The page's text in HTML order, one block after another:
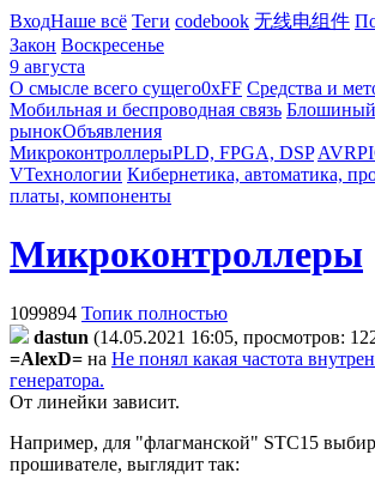
ВходНаше всё Теги codebook 无线电组件
Закон Воскресенье
9 августа
О смысле всего сущего0xFF Средства и
Мобильная и беспроводная связь Блошиный
рынокОбъявления
МикроконтроллерыPLD, FPGA, DSP AVR
VТехнологии Кибернетика, автоматика,
платы, компоненты
Микроконтроллеры
1099894 Топик полностью
dastun (14.05.2021 16:05, просмотров:
=AlexD= на Не понял какая частота
генератора.
От линейки зависит.
Например, для "флагманской" STC15
прошивателе, выглядит так: